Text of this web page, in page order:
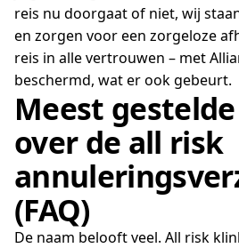
reis nu doorgaat of niet, wij
en zorgen voor een zorgeloze
reis in alle vertrouwen – met
beschermd, wat er ook gebeurt.
Meest
over de all risk
(FAQ)
De naam belooft veel. All risk